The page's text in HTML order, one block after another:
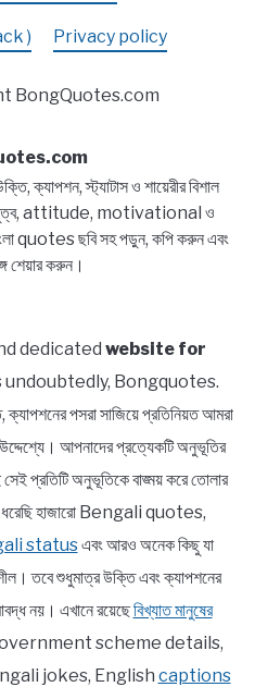
) Privacy policy
BongQuotes.com
ক্যাপশন, স্ট্যাটাস ও শায়েরীর বিশাল
বন্ধুত্ব, attitude, motivational ও
quotes ছবি সহ পড়ুন, কপি করুন এবং
শেয়ার করুন।
dedicated website for
undoubtedly, Bongquotes.
ক্যাপশনের পসরা সাজিয়ে প্রতিনিয়ত আমরা
উদ্দেশ্যে। আপনাদের প্রত্যেকটি অনুভূতির
প্রতিটি অনুভূতিকে বাঙ্ময় করে তোলার
ধরেছি হাজারো Bengali quotes,
statusএবং আরও অনেক কিছু যা
তবে শুধুমাত্র উক্তি এবং ক্যাপশনের
নয়। এখানে রয়েছেবিখ্যাত মানুষের
scheme details,
jokes, English captions